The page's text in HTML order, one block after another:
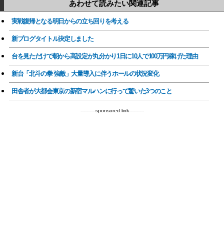
あわせて読みたい関連記事
実戦復帰となる明日からの立ち回りを考える
新ブログタイトル決定しました
台を見ただけで朝から高設定が丸分かり1日に10人で100万円稼げた理由
新台「北斗の拳 強敵」大量導入に伴うホールの状況変化
田舎者が大都会東京の新宿マルハンに行って驚いた3つのこと
----------sponsored link----------